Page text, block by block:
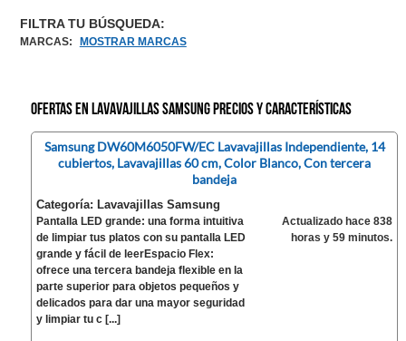
FILTRA TU BÚSQUEDA:
MARCAS: MOSTRAR MARCAS
Ofertas en Lavavajillas Samsung precios y características
Samsung DW60M6050FW/EC Lavavajillas Independiente, 14
cubiertos, Lavavajillas 60 cm, Color Blanco, Con tercera
bandeja
Categoría: Lavavajillas Samsung
Pantalla LED grande: una forma intuitiva
de limpiar tus platos con su pantalla LED
grande y fácil de leerEspacio Flex:
ofrece una tercera bandeja flexible en la
parte superior para objetos pequeños y
delicados para dar una mayor seguridad
y limpiar tu c [...]
Actualizado hace 838
horas y 59 minutos.